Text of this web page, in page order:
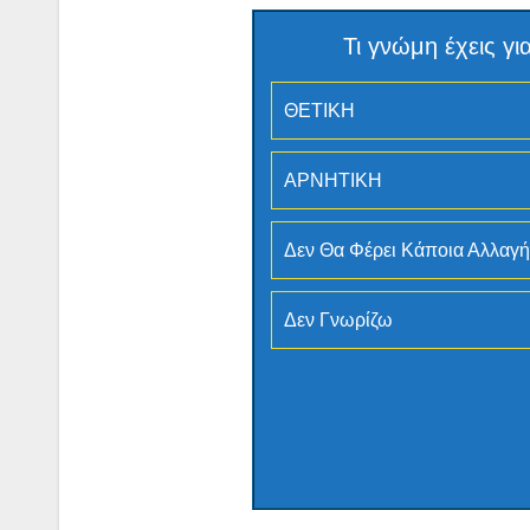
Τι γνώμη έχεις
ΘΕΤΙΚΗ
ΑΡΝΗΤΙΚΗ
Δεν Θα Φέρει Κάποια Αλλαγή
Δεν Γνωρίζω